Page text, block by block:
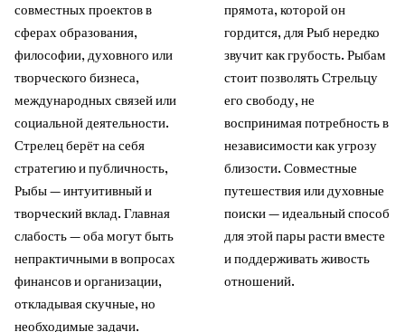
совместных проектов в
сферах образования,
философии, духовного или
творческого бизнеса,
международных связей или
социальной деятельности.
Стрелец берёт на себя
стратегию и публичность,
Рыбы — интуитивный и
творческий вклад. Главная
слабость — оба могут быть
непрактичными в вопросах
финансов и организации,
откладывая скучные, но
необходимые задачи.
прямота, которой он
гордится, для Рыб нередко
звучит как грубость. Рыбам
стоит позволять Стрельцу
его свободу, не
воспринимая потребность в
независимости как угрозу
близости. Совместные
путешествия или духовные
поиски — идеальный способ
для этой пары расти вместе
и поддерживать живость
отношений.